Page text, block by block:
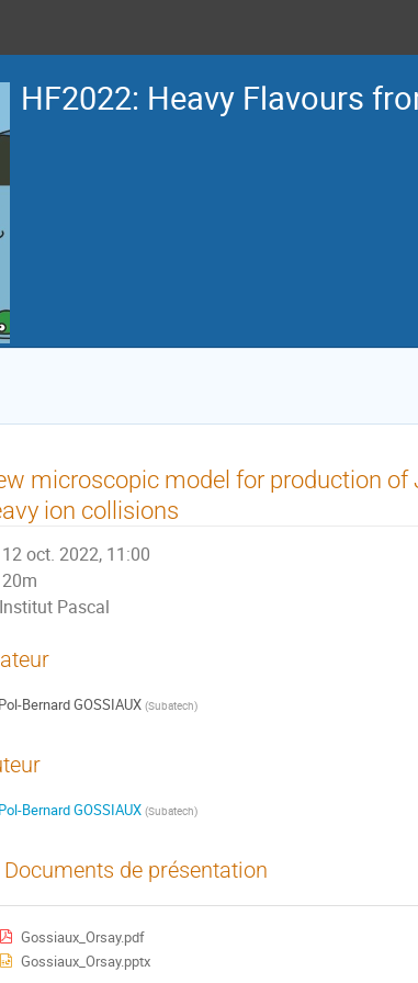
HF2022: Heavy Flavours
microscopic model for production
ion collisions
12 oct. 2022, 11:00
20m
Institut Pascal
Pol-Bernard GOSSIAUX (Subatech)
Pol-Bernard GOSSIAUX (Subatech)
Documents de présentation
Gossiaux_Orsay.pdf
Gossiaux_Orsay.pptx